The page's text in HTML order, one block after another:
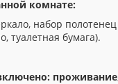
комнате:
набор
туалетная бумага).